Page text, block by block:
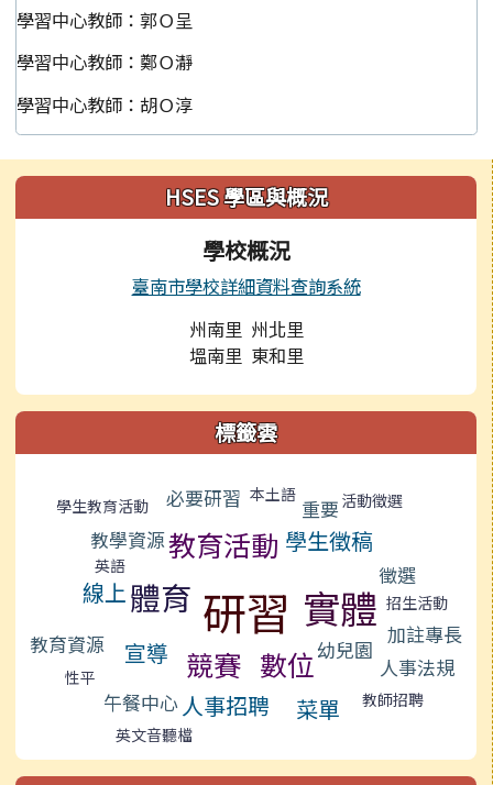
學習中心教師：郭Ｏ呈
學習中心教師：鄭Ｏ瀞
學習中心教師：胡Ｏ淳
左邊區域內容HSES 學區與概況
學校概況
臺南市學校詳細資料查詢系統
州南里 州北里
塭南里 東和里
標籤雲
學生教育活動 必要研習 本土語
重要 活動徵選
教學資源教育活動 學生徵稿
英語
線上體育 研習 實體
徵選
招生活動
教育資源 宣導 競賽 數位幼兒園
加註專長
性平
人事法規
午餐中心 人事招聘 菜單
教師招聘
英文音聽檔